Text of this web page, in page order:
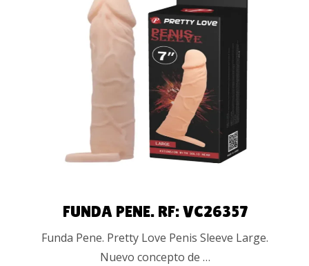
LEER MÁS
FUNDA PENE. RF: VC26357
Funda Pene. Pretty Love Penis Sleeve Large.
Nuevo concepto de …